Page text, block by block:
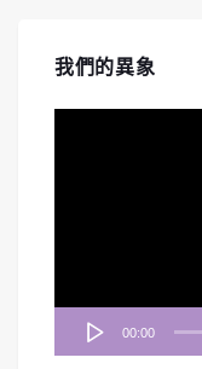
我們的異象
00:00